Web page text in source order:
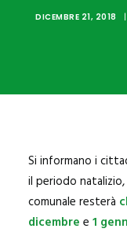
PALO DEL COLLE
MODUGNO
DICEMBRE 21, 2018 |
Si informano i
il periodo natalizio,
comunale resterà
dicembre e 1